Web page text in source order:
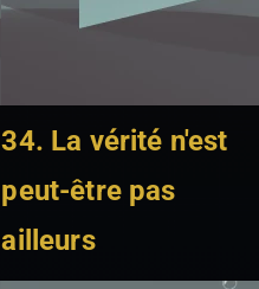
34. La vérité n'est
peut-être pas
ailleurs